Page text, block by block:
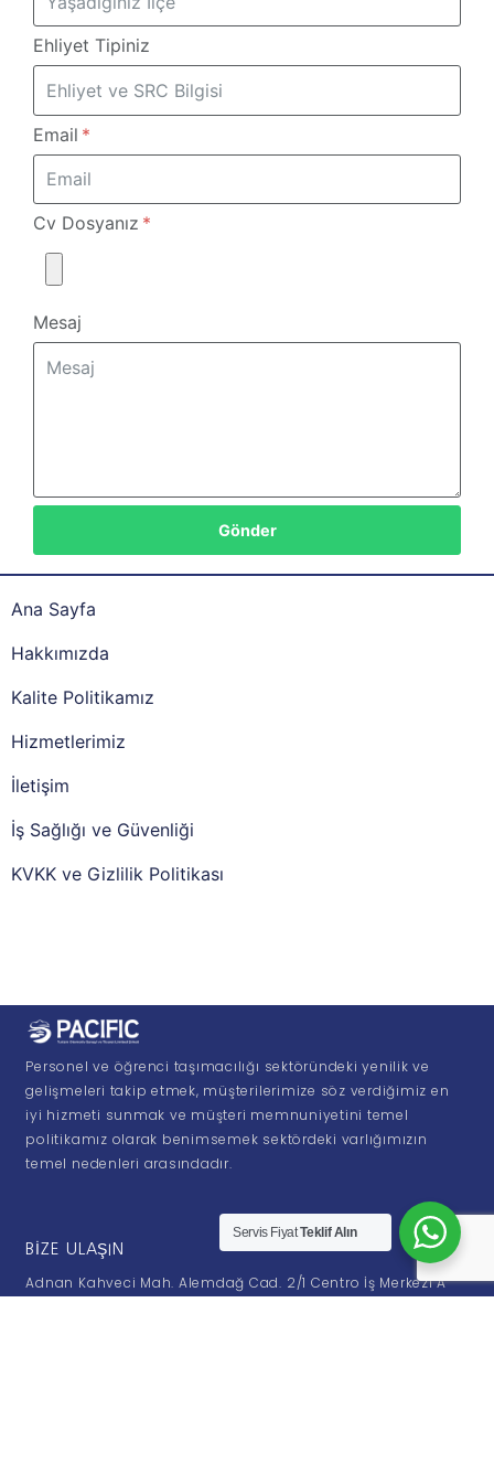
Ehliyet Tipiniz
Email
Cv Dosyanız
Mesaj
Gönder
Ana Sayfa
Hakkımızda
Kalite Politikamız
Hizmetlerimiz
İletişim
İş Sağlığı ve Güvenliği
KVKK ve Gizlilik Politikası
Personel ve öğrenci taşımacılığı sektöründeki yenilik ve
gelişmeleri takip etmek, müşterilerimize söz verdiğimiz en
iyi hizmeti sunmak ve müşteri memnuniyetini temel
politikamız olarak benimsemek sektördeki varlığımızın
temel nedenleri arasındadır.
BIZE ULAŞIN
Adnan Kahveci Mah. Alemdağ Cad. 2/1 Centro İş Merkezi A
Servis FiyatTeklif Alın